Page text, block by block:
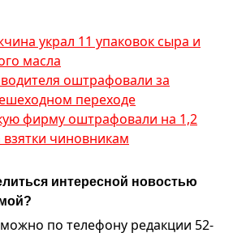
украл 11 упаковок сыра и
масла
оштрафовали за
переходе
фирму оштрафовали на 1,2
чиновникам
интересной новостью
по телефону редакции 52-